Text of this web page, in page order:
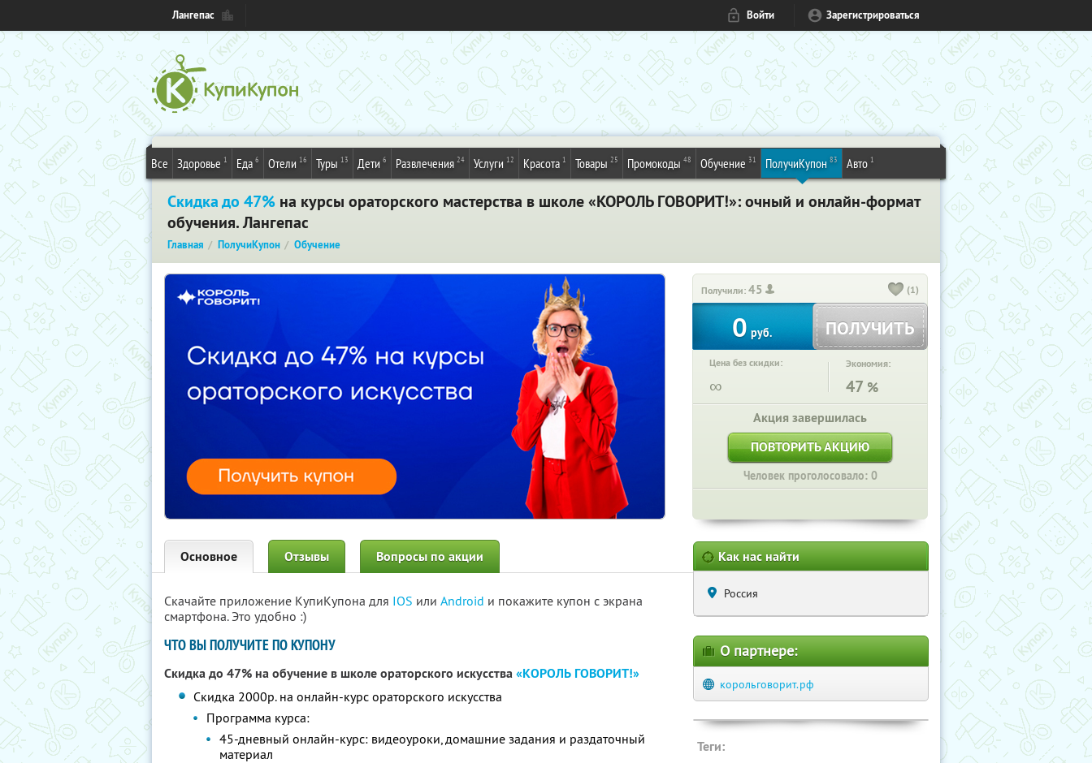
Лангепас Войти Зарегистрироваться
Все Здоровье 1 Еда 6 Отели 16 Туры 13 Дети 6 Развлечения 24 Услуги 12 Красота 1 Товары 25 Промокоды 48 Обучение 31 ПолучиКупон 83 Авто 1
Скидка до 47% на курсы ораторского мастерства в школе «КОРОЛЬ ГОВОРИТ!»: очный и онлайн-формат
обучения. Лангепас
Главная ПолучиКупон Обучение
Получили:45 (1)
0 руб. ПОЛУЧИТЬ
Цена без скидки:
∞
Экономия:
47 %
Акция завершилась
ПОВТОРИТЬ АКЦИЮ
Человек проголосовало: 0
Основное Отзывы Вопросы по акции
Скачайте приложение КупиКупона для IOS или Android и покажите купон с экрана
смартфона. Это удобно :)
ЧТО ВЫ ПОЛУЧИТЕ ПО КУПОНУ
Скидка до 47% на обучение в школе ораторского искусства«КОРОЛЬ ГОВОРИТ!»
Скидка 2000р. на онлайн-курс ораторского искусства
Программа курса:
45-дневный онлайн-курс: видеоуроки, домашние задания и раздаточный
материал
Как нас найти
Россия
О партнере:
корольговорит.рф
Теги: